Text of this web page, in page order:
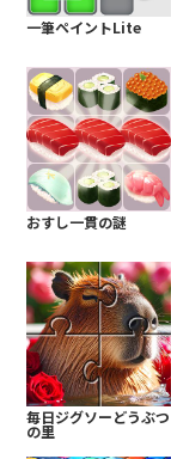
一筆ペイントLite
おすし一貫の謎
毎日ジグソーどうぶつ
の里